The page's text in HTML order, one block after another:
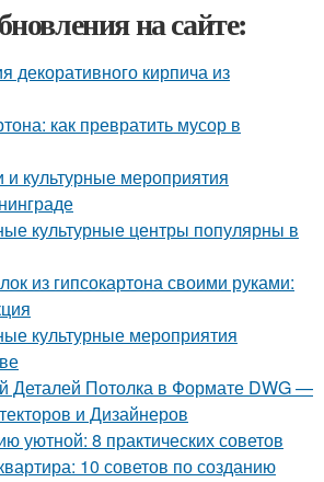
на сайте:
декоративного кирпича из
как превратить мусор в
и культурные мероприятия
культурные центры популярны в
из гипсокартона своими руками:
культурные мероприятия
Деталей Потолка в Формате DWG —
и Дизайнеров
уютной: 8 практических советов
10 советов по созданию